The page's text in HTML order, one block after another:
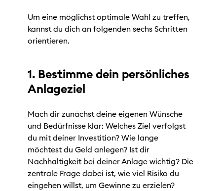
Um eine möglichst optimale Wahl zu treffen,
kannst du dich an folgenden sechs Schritten
orientieren.
1. Bestimme dein persönliches
Anlageziel
Mach dir zunächst deine eigenen Wünsche
und Bedürfnisse klar: Welches Ziel verfolgst
du mit deiner Investition? Wie lange
möchtest du Geld anlegen? Ist dir
Nachhaltigkeit bei deiner Anlage wichtig? Die
zentrale Frage dabei ist, wie viel Risiko du
eingehen willst, um Gewinne zu erzielen?